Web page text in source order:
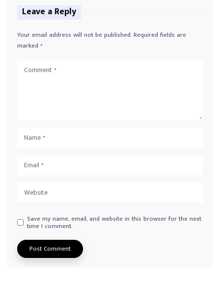
Leave a Reply
Your email address will not be published.Required fields are
marked *
Save my name, email, and website in this browser for the next
time I comment.